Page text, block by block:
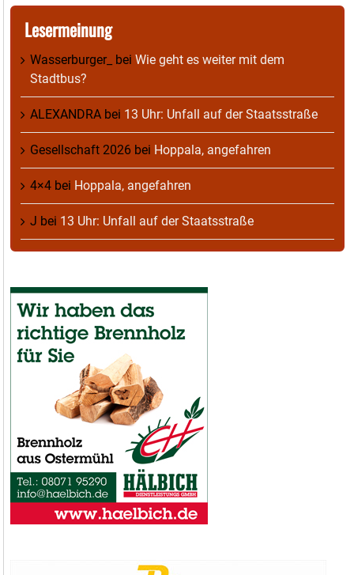
Lesermeinung
Wasserburger_ bei Wie geht es weiter mit dem
Stadtbus?
ALEXANDRA bei 13 Uhr: Unfall auf der Staatsstraße
Gesellschaft 2026 bei Hoppala, angefahren
4×4 bei Hoppala, angefahren
J bei 13 Uhr: Unfall auf der Staatsstraße